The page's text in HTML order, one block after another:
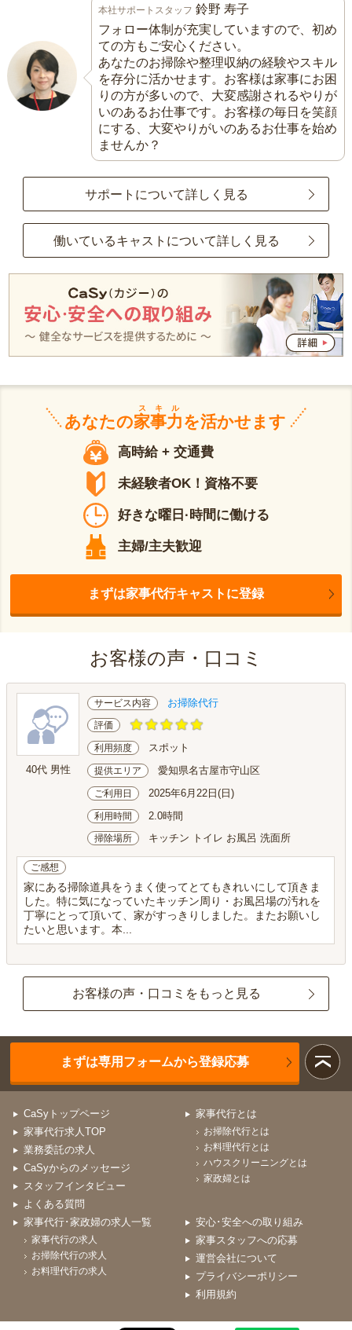
本社サポートスタッフ 鈴野 寿子
フォロー体制が充実していますので、初め
ての方もご安心ください。
あなたのお掃除や整理収納の経験やスキル
を存分に活かせます。お客様は家事にお困
りの方が多いので、大変感謝されるやりが
いのあるお仕事です。お客様の毎日を笑顔
にする、大変やりがいのあるお仕事を始め
ませんか？
サポートについて詳しく見る
働いているキャストについて詳しく見る
あなたの家事力
スキル
を活かせます
高時給 + 交通費
未経験者OK！資格不要
好きな曜日·時間に働ける
主婦/主夫歓迎
まずは家事代行キャストに登録
お客様の声・口コミ
40代 男性
サービス内容 お掃除代行
評価
利用頻度 スポット
提供エリア 愛知県名古屋市守山区
ご利用日 2025年6月22日(日)
利用時間 2.0時間
掃除場所 キッチン トイレ お風呂 洗面所
ご感想
家にある掃除道具をうまく使ってとてもきれいにして頂きま
した。特に気になっていたキッチン周り・お風呂場の汚れを
丁寧にとって頂いて、家がすっきりしました。またお願いし
たいと思います。本...
お客様の声・口コミをもっと見る
まずは専用フォームから登録応募
CaSyトップページ
家事代行求人TOP
業務委託の求人
CaSyからのメッセージ
スタッフインタビュー
よくある質問
家事代行とは
お掃除代行とは
お料理代行とは
ハウスクリーニングとは
家政婦とは
家事代行･家政婦の求人一覧
家事代行の求人
お掃除代行の求人
お料理代行の求人
安心･安全への取り組み
家事スタッフへの応募
運営会社について
プライバシーポリシー
利用規約